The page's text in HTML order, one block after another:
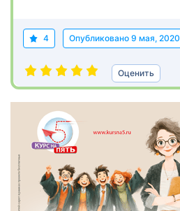
4 Опубликовано 9 мая, 2020
Оценить